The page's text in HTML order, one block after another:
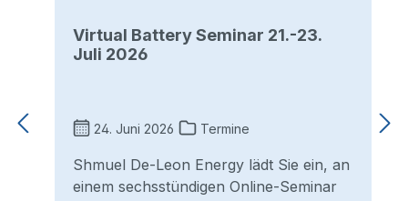
Virtual Battery Seminar 21.-23.
Juli 2026
24. Juni 2026 Termine
Shmuel De-Leon Energy lädt Sie ein, an
einem sechsstündigen Online-Seminar